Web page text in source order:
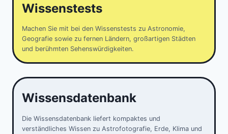
Wissenstests
Machen Sie mit bei den Wissenstests zu Astronomie,
Geografie sowie zu fernen Ländern, großartigen Städten
und berühmten Sehenswürdigkeiten.
Wissensdatenbank
Die Wissensdatenbank liefert kompaktes und
verständliches Wissen zu Astrofotografie, Erde, Klima und